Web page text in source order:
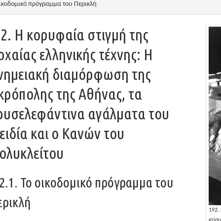
πρόγραμμα του Περικλή
192.
Η κορυφαία στιγμή της
ελληνικής τέχνης: Η
διαμόρφωση της
της Αθήνας, τα
αγάλματα του
και ο Κανών του
Το οικοδομικό πρόγραμμα του